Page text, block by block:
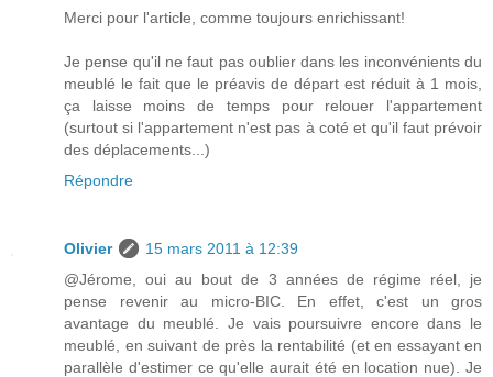
Merci pour l'article, comme toujours enrichissant!
Je pense qu'il ne faut pas oublier dans les inconvénients du
meublé le fait que le préavis de départ est réduit à 1 mois,
ça laisse moins de temps pour relouer l'appartement
(surtout si l'appartement n'est pas à coté et qu'il faut prévoir
des déplacements...)
Répondre
Olivier
15 mars 2011 à 12:39
@Jérome, oui au bout de 3 années de régime réel, je
pense revenir au micro-BIC. En effet, c'est un gros
avantage du meublé. Je vais poursuivre encore dans le
meublé, en suivant de près la rentabilité (et en essayant en
parallèle d'estimer ce qu'elle aurait été en location nue). Je